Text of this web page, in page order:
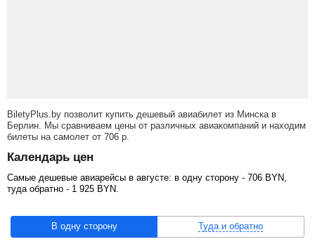
BiletyPlus.by позволит купить дешевый авиабилет из Минска в
Берлин. Мы сравниваем цены от различных авиакомпаний и находим
билеты на самолет от 706 р
Календарь цен
Самые дешевые авиарейсы в августе: в одну сторону - 706 BYN
туда обратно - 1 925 BYN
В одну сторону Туда и обратно